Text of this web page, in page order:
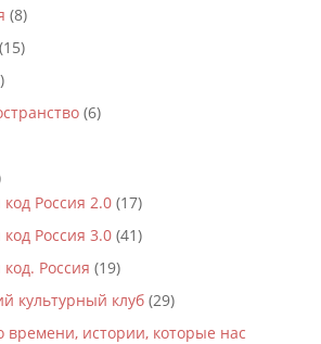
(8)
(15)
(6)
Россия 2.0(17)
Россия 3.0(41)
Россия (19)
культурный клуб(29)
времени, истории, которые нас